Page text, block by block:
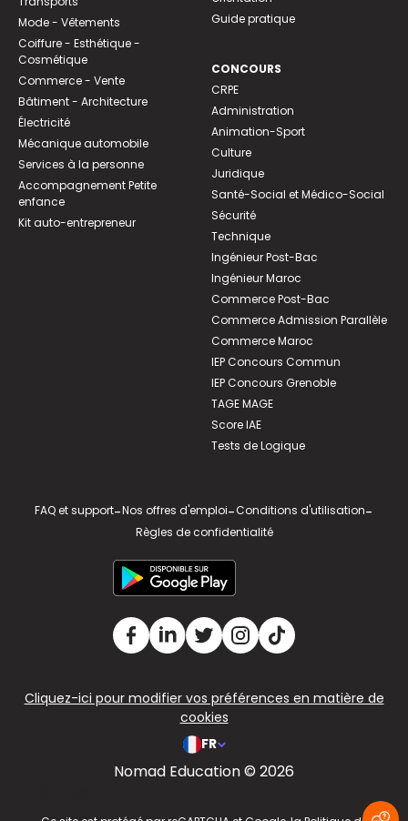
Mode - Vêtements
Coiffure - Esthétique -
Cosmétique
Commerce - Vente
Bâtiment - Architecture
Électricité
Mécanique automobile
Services à la personne
Accompagnement Petite
enfance
Kit auto-entrepreneur
Guide pratique
CONCOURS
CRPE
Administration
Animation-Sport
Culture
Juridique
Santé-Social et Médico-Social
Sécurité
Technique
Ingénieur Post-Bac
Ingénieur Maroc
Commerce Post-Bac
Commerce Admission Parallèle
Commerce Maroc
IEP Concours Commun
IEP Concours Grenoble
TAGE MAGE
Score IAE
Tests de Logique
FAQ et support-Nos offres d'emploi-Conditions d'utilisation-
Règles de confidentialité
Cliquez-ici pour modifier vos préférences en matière de
cookies
FR
Nomad Education © 2026